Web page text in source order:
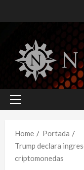
to
Primary
Home
Portada
Trump declara
criptomonedas